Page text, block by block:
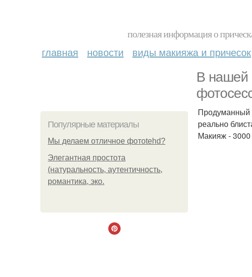
полезная информация о
главная новости виды макияжа и причесок
В нашей
Популярные материалы
Мы делаем отличное фотоtehd?
Элегантная простота
(натуральность, аутентичность,
романтика, эко.
Продуманный
реально
Макияж - 3000